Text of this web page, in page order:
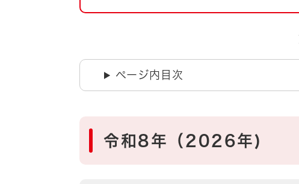
引っ越し
道路・河川・交通
とじる
ページ内目次
令和8年（2026年)